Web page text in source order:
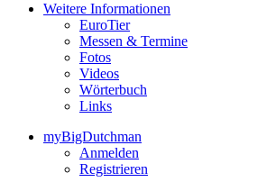
Weitere Informationen
EuroTier
Messen & Termine
Fotos
Videos
Wörterbuch
Links
myBigDutchman
Anmelden
Registrieren